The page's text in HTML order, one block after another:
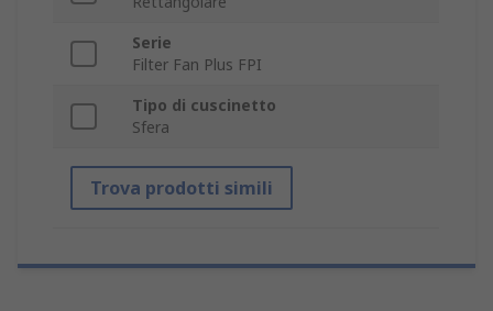
Serie
Filter Fan Plus FPI
Tipo di cuscinetto
Sfera
Trova prodotti simili